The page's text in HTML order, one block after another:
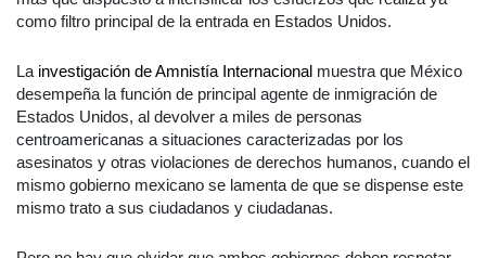
como filtro principal de la entrada en Estados Unidos.
La investigación de Amnistía Internacional muestra que México
desempeña la función de principal agente de inmigración de
Estados Unidos, al devolver a miles de personas
centroamericanas a situaciones caracterizadas por los
asesinatos y otras violaciones de derechos humanos, cuando el
mismo gobierno mexicano se lamenta de que se dispense este
mismo trato a sus ciudadanos y ciudadanas.